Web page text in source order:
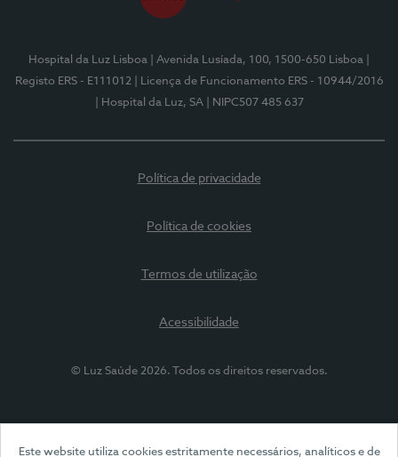
Este website utiliza cookies estritamente necessários, analíticos e de
Hospital da Luz Lisboa | Avenida Lusíada, 100, 1500-650 Lisboa
Registo ERS - E111012
| Licença de Funcionamento ERS - 10944/2016
| Hospital da Luz, SA
| NIPC507 485 637
Política de privacidade
Política de cookies
Termos de utilização
Acessibilidade
© Luz Saúde 2026. Todos os direitos reservados.